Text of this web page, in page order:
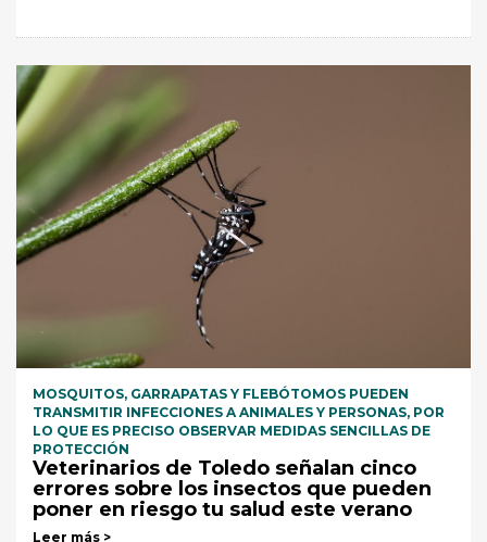
MOSQUITOS, GARRAPATAS Y FLEBÓTOMOS PUEDEN
TRANSMITIR INFECCIONES A ANIMALES Y PERSONAS, POR
LO QUE ES PRECISO OBSERVAR MEDIDAS SENCILLAS DE
PROTECCIÓN
Veterinarios de Toledo señalan cinco
errores sobre los insectos que pueden
poner en riesgo tu salud este verano
Leer más >